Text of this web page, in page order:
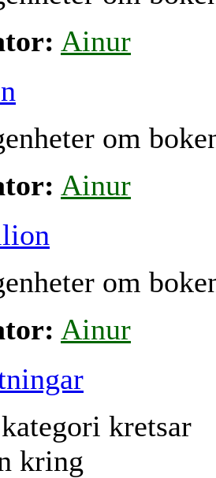
Ainur
om
Ainur
om
Ainur
kretsar
kring